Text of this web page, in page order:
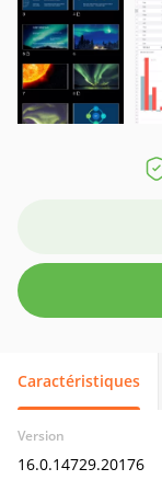
Caractéristiques
Version
16.0.14729.20176